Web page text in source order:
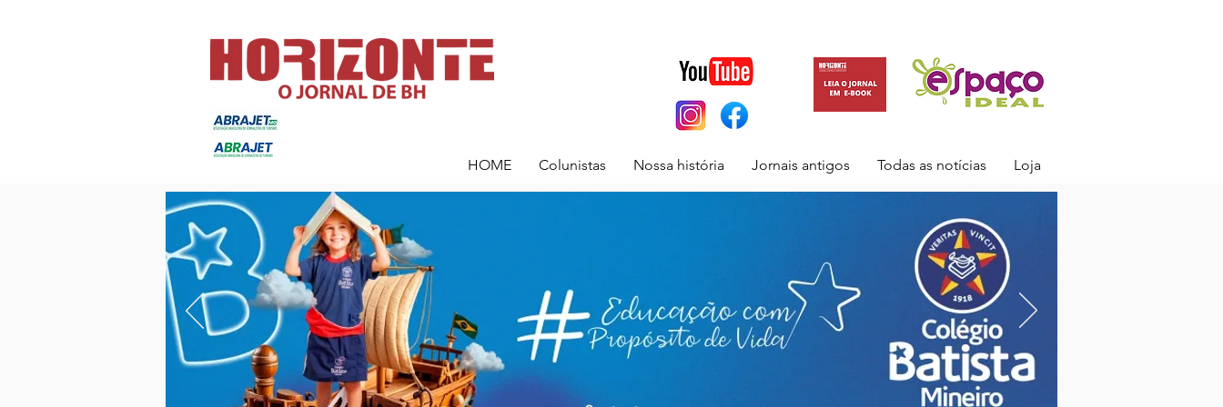
HOME Colunistas Nossa história Jornais antigos Todas as notícias Loja